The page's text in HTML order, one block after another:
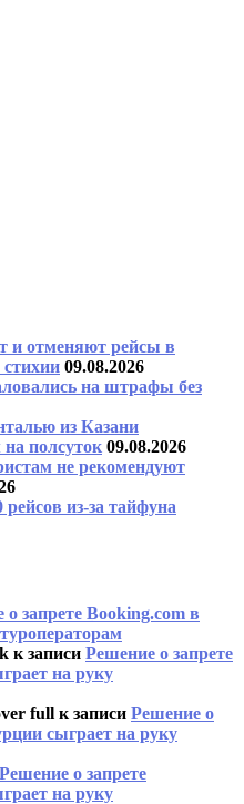
и отменяют рейсы в
09.08.2026
на штрафы без
из Казани
на полсуток 09.08.2026
не рекомендуют
из-за тайфуна
запрете Booking.com в
к записи Решение о запрете
на руку
full к записи Решение о
сыграет на руку
Решение о запрете
на руку